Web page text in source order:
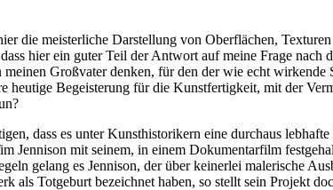
die meisterliche Darstellung von Oberflächen,
hier ein guter Teil der Antwort auf meine Frage
Großvater denken, für den der wie echt
heutige Begeisterung für die Kunstfertigkeit, mit der
dass es unter Kunsthistorikern eine durchaus
Jennison mit seinem, in einem Dokumentarfilm
gelang es Jennison, der über keinerlei malerische
als Totgeburt bezeichnet haben, so stellt sein Projekt